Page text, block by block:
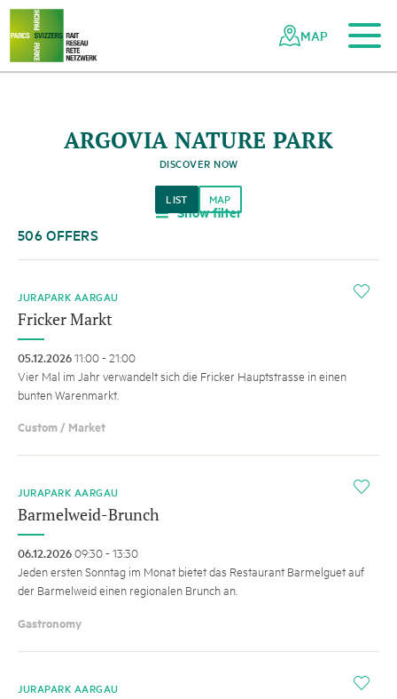
Navigating
the
Swiss
parks
Quick
navigation
To the main content
To the mobile navigation
To search
To the footer
To the sitemap
MAP
ARGOVIA NATURE PARK
DISCOVER NOW
a Show filter
LIST MAP
506 OFFERS
i
JURAPARK AARGAU
Fricker Markt
05.12.202611:00 - 21:00
Vier Mal im Jahr verwandelt sich die Fricker Hauptstrasse in einen
bunten Warenmarkt.
Custom / Market
i
JURAPARK AARGAU
Barmelweid-Brunch
06.12.202609:30 - 13:30
Jeden ersten Sonntag im Monat bietet das Restaurant Barmelguet auf
der Barmelweid einen regionalen Brunch an.
Gastronomy
i
JURAPARK AARGAU